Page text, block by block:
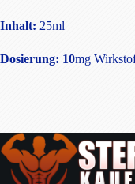
Inhalt: 25ml
Dosierung: 10mg